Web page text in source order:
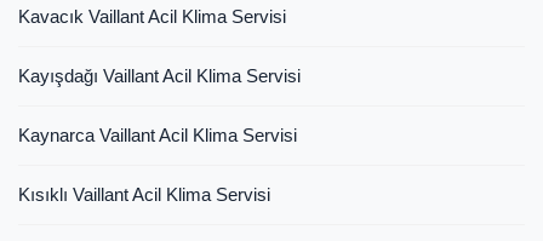
Kavacık Vaillant Acil Klima Servisi
Kayışdağı Vaillant Acil Klima Servisi
Kaynarca Vaillant Acil Klima Servisi
Kısıklı Vaillant Acil Klima Servisi